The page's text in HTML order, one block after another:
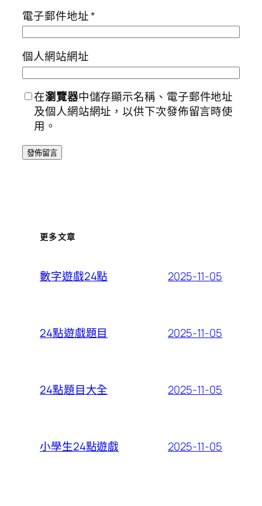
電子郵件地址*
個人網站網址
在瀏覽器中儲存顯示名稱、電子郵件地址
及個人網站網址，以供下次發佈留言時使
用。
更多文章
數字遊戲24點 2025-11-05
24點遊戲題目 2025-11-05
24點題目大全 2025-11-05
小學生24點遊戲 2025-11-05